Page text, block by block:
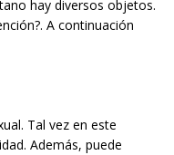
hay diversos objetos.
A continuación
Tal vez en este
Además, puede